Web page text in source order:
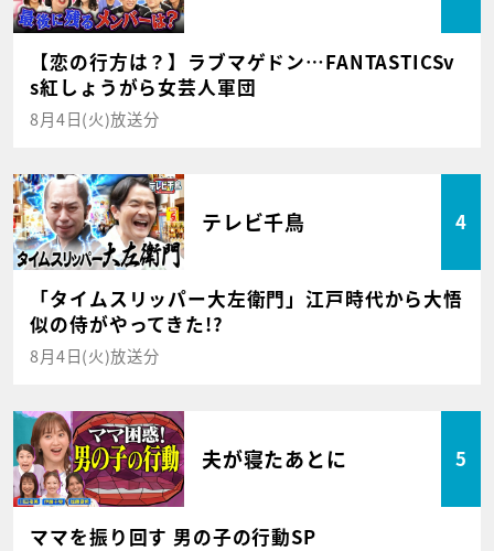
【恋の行方は？】ラブマゲドン…FANTASTICSv
s紅しょうがら女芸人軍団
8月4日(火)放送分
テレビ千鳥 4
「タイムスリッパー大左衛門」江戸時代から大悟
似の侍がやってきた!?
8月4日(火)放送分
夫が寝たあとに 5
ママを振り回す 男の子の行動SP